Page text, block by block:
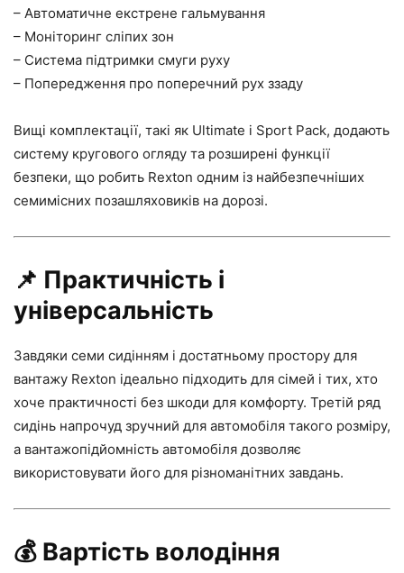
– Автоматичне екстрене гальмування
– Моніторинг сліпих зон
– Система підтримки смуги руху
– Попередження про поперечний рух ззаду
Вищі комплектації, такі як Ultimate і Sport Pack, додають
систему кругового огляду та розширені функції
безпеки, що робить Rexton одним із найбезпечніших
семимісних позашляховиків на дорозі.
📌 Практичність і
універсальність
Завдяки семи сидінням і достатньому простору для
вантажу Rexton ідеально підходить для сімей і тих, хто
хоче практичності без шкоди для комфорту. Третій ряд
сидінь напрочуд зручний для автомобіля такого розміру,
а вантажопідйомність автомобіля дозволяє
використовувати його для різноманітних завдань.
💰 Вартість володіння